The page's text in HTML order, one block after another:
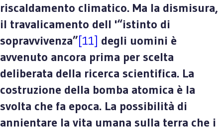
riscaldamento climatico. Ma la dismisura,
il travalicamento dell '“istinto di
sopravvivenza”[11] degli uomini è
avvenuto ancora prima per scelta
deliberata della ricerca scientifica. La
costruzione della bomba atomica è la
svolta che fa epoca. La possibilità di
annientare la vita umana sulla terra che i